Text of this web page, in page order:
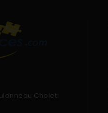
Cholet